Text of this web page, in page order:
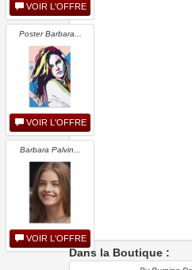
VOIR L'OFFRE
Poster Barbara...
VOIR L'OFFRE
Barbara Palvin...
VOIR L'OFFRE
Dans la Boutique :